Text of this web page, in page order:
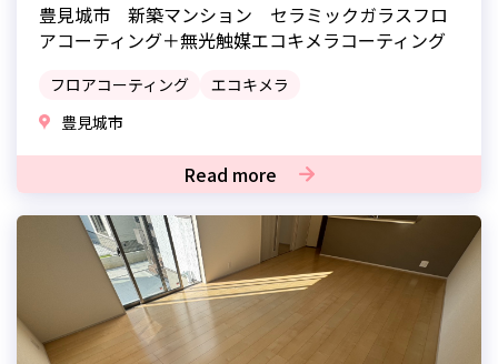
豊見城市 新築マンション セラミックガラスフロ
アコーティング＋無光触媒エコキメラコーティング
フロアコーティング
エコキメラ
豊見城市
Read more